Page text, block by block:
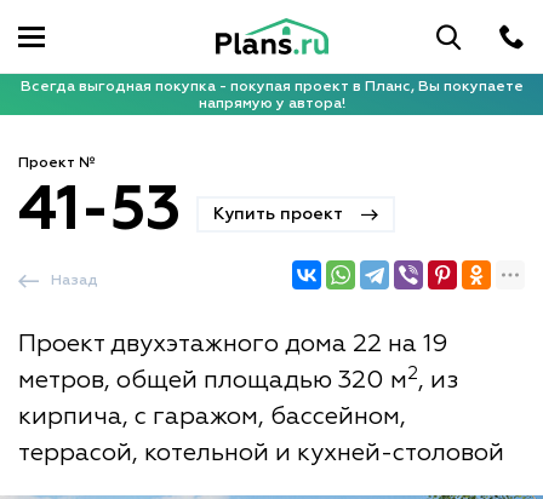
Всегда выгодная покупка - покупая проект в Планс, Вы покупаете
напрямую у автора!
Проект №
41-53 Купить проект
Проект двухэтажного дома 22 на 19
метров, общей площадью 320 м2, из
кирпича, с гаражом, бассейном,
террасой, котельной и кухней-столовой
Назад